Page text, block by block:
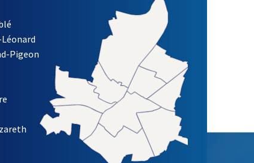
D'INFORMATION DE LA VILLE D'ANGERS
Pigeon